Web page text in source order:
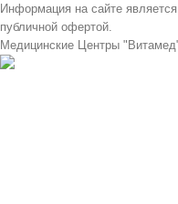
Информация на сайте
публичной офертой.
Медицинские Центры